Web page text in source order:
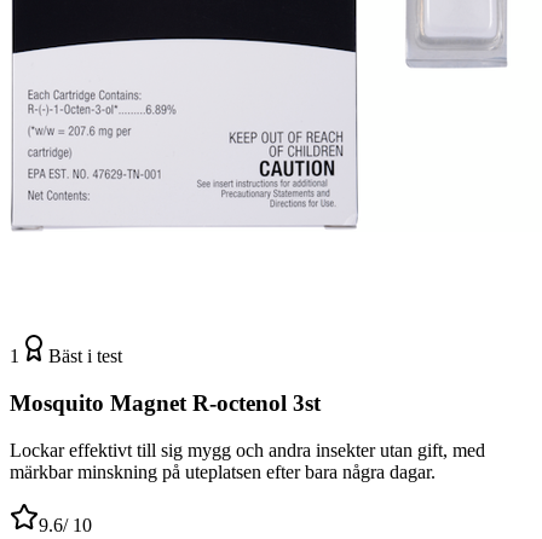
1 Bäst i test
Mosquito Magnet R-octenol 3st
Lockar effektivt till sig mygg och andra insekter utan gift, med
märkbar minskning på uteplatsen efter bara några dagar.
9.6/ 10